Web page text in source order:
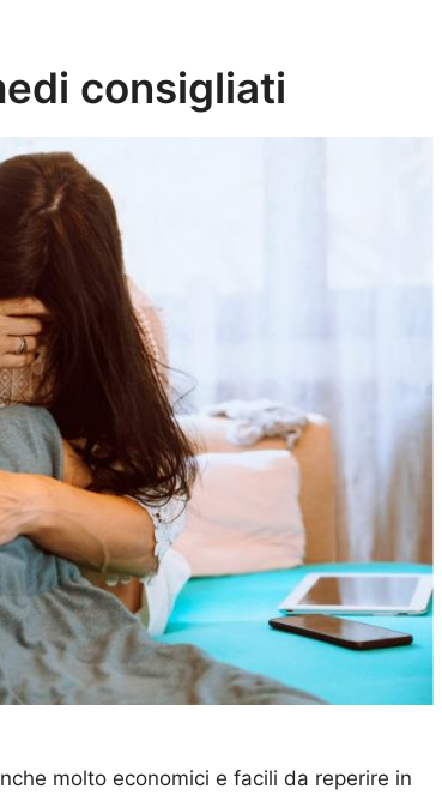
consigliati
molto economici e facili da reperire in